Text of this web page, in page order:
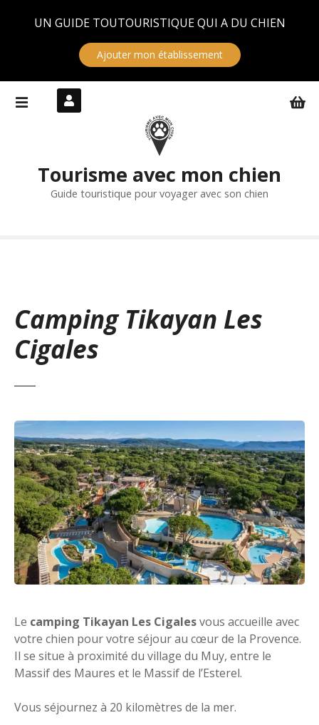
UN GUIDE TOUTOURISTIQUE QUI A DU CHIEN
Ajouter mon établissement
Tourisme avec mon chien
Guide touristique pour voyager avec son chien
Camping Tikayan Les
Cigales
Le camping Tikayan Les Cigalesvous accueille avec
votre chien pour votre séjour au cœur de la Provence.
Il se situe à proximité du village du Muy, entre le
Massif des Maures et le Massif de l’Esterel.
Vous séjournez à 20 kilomètres de la mer.